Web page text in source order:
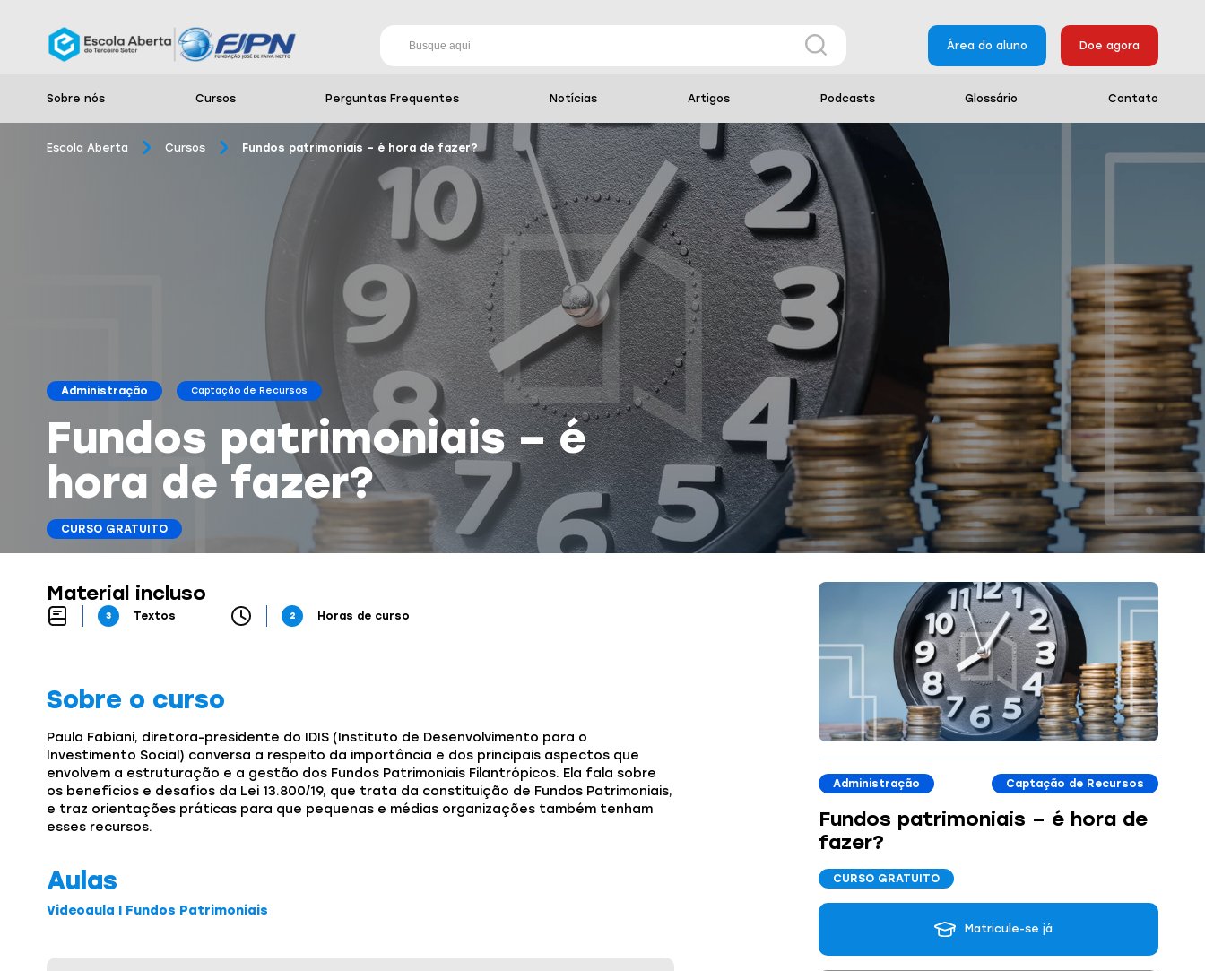
Área do aluno Doe agora
Sobre nós Cursos Perguntas Frequentes Notícias Artigos Podcasts Glossário Contato
Escola Aberta Cursos Fundos patrimoniais – é hora de fazer?
Administração Captação de Recursos
Fundos patrimoniais – é
hora de fazer?
CURSO GRATUITO
Material incluso
3 Textos 2 Horas de curso
Sobre o curso
Paula Fabiani, diretora-presidente do IDIS (Instituto de Desenvolvimento para o
Investimento Social) conversa a respeito da importância e dos principais aspectos que
envolvem a estruturação e a gestão dos Fundos Patrimoniais Filantrópicos. Ela fala sobre
os benefícios e desafios da Lei 13.800/19, que trata da constituição de Fundos Patrimoniais,
e traz orientações práticas para que pequenas e médias organizações também tenham
esses recursos.
Aulas
Videoaula | Fundos Patrimoniais
Administração Captação de Recursos
Fundos patrimoniais – é hora de
fazer?
CURSO GRATUITO
Matricule-se já